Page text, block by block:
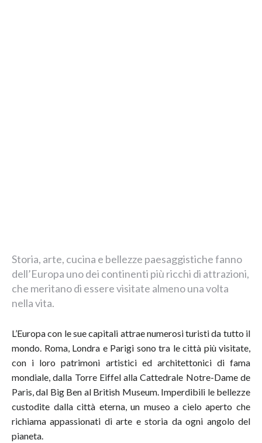
Storia, arte, cucina e bellezze paesaggistiche fanno
dell’Europa uno dei continenti più ricchi di attrazioni,
che meritano di essere visitate almeno una volta
nella vita.
L’Europa con le sue capitali attrae numerosi turisti da tutto il
mondo. Roma, Londra e Parigi sono tra le città più visitate,
con i loro patrimoni artistici ed architettonici di fama
mondiale, dalla Torre Eiffel alla Cattedrale Notre-Dame de
Paris, dal Big Ben al British Museum. Imperdibili le bellezze
custodite dalla città eterna, un museo a cielo aperto che
richiama appassionati di arte e storia da ogni angolo del
pianeta.